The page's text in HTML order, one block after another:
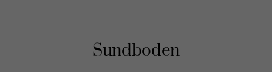
Sundboden